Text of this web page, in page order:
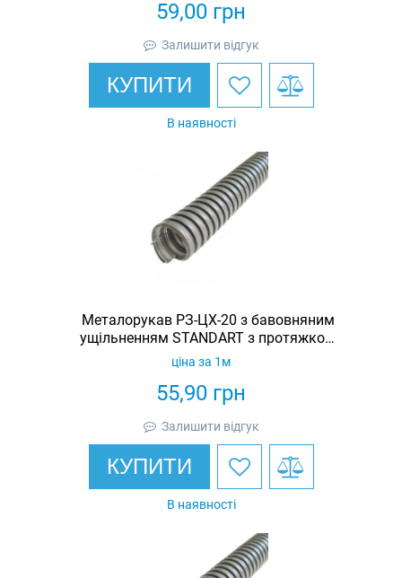
59,00 грн
Залишити відгук
КУПИТИ
В наявності
Металорукав РЗ-ЦХ-20 з бавовняним
ущільненням STANDART з протяжкою
(бухта 50м)
55,90 грн
ціна за 1м
Залишити відгук
КУПИТИ
В наявності